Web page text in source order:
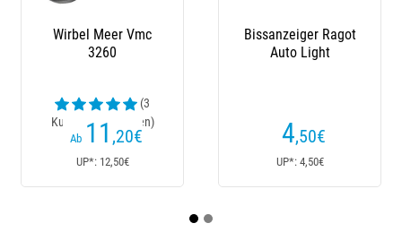
Bissanzeiger Ragot
Auto Light
4 ,50€
UP*: 4,50€
Halterung Starlite
Ragot - 2Er Pack
Kundenrezensionen)